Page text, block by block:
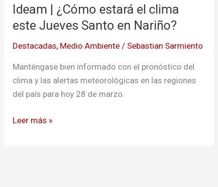
Ideam | ¿Cómo estará el clima
este Jueves Santo en Nariño?
Destacadas, Medio Ambiente / Sebastian Sarmiento
Manténgase bien informado con el pronóstico del
clima y las alertas meteorológicas en las regiones
del país para hoy 28 de marzo.
¿Cómo
estará
clima
este
Jueves
Santo
Nariño?
Leer más »